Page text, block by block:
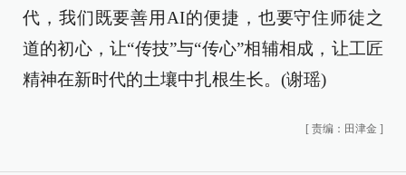
代，我们既要善用AI的便捷，也要守住师徒之
道的初心，让“传技”与“传心”相辅相成，让工匠
精神在新时代的土壤中扎根生长。(谢瑶)
[ 责编：田津金 ]